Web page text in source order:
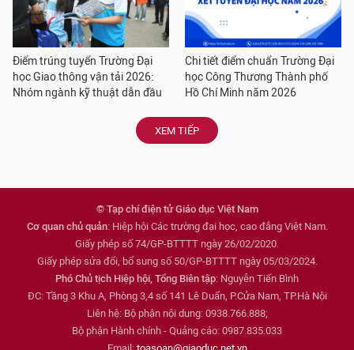
Điểm trúng tuyển Trường Đại
học Giao thông vận tải 2026:
Nhóm ngành kỹ thuật dẫn đầu
Chi tiết điểm chuẩn Trường Đại
học Công Thương Thành phố
Hồ Chí Minh năm 2026
XEM TIẾP
© Tạp chí điện tử Giáo dục Việt Nam
Cơ quan chủ quản: Hiệp hội Các trường đại học, cao đẳng Việt Nam.
Giấy phép số 74/GP-BTTTT ngày 26/02/2020.
Giấy phép sửa đổi, bổ sung số 50/GP-BTTTT ngày 05/03/2024.
Phó Chủ tịch Hiệp hội, Tổng Biên tập: Nguyễn Tiến Bình
ĐC: Tầng 3 Khu A, Phòng 3,4 số 141 Lê Duẩn, P.Cửa Nam, TP.Hà Nội
Liên hệ: Bộ phận nội dung: 0938.766.888;
Bộ phận Hành chính - Quảng cáo: 0987.835.033